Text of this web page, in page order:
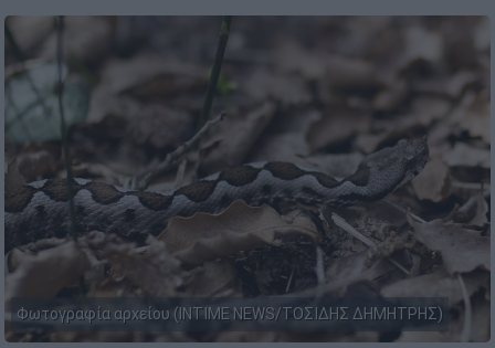
Φωτογραφία αρχείου (INTIME NEWS/ΤΟΣΙΔΗΣ ΔΗΜΗΤΡΗΣ)